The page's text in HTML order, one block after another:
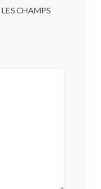
LES CHAMPS